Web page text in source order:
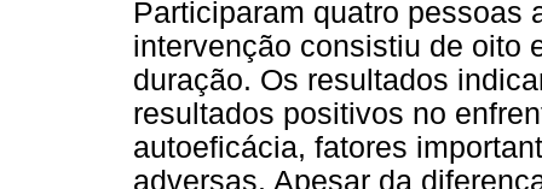
Participaram quatro pessoas
intervenção consistiu de oito
duração. Os resultados
resultados positivos no
autoeficácia, fatores
adversas. Apesar da